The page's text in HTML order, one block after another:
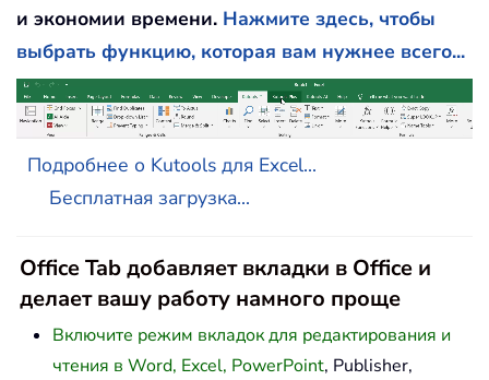
и экономии времени. Нажмите здесь, чтобы
выбрать функцию, которая вам нужнее всего...
Подробнее о Kutools для Excel...
Бесплатная загрузка...
Office Tab добавляет вкладки в Office и
делает вашу работу намного проще
Включите режим вкладок для редактирования и
чтения в Word, Excel, PowerPoint, Publisher,